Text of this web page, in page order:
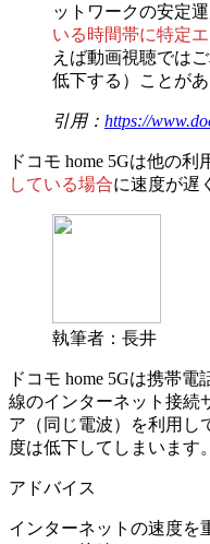
ットワークの安定運
いる時間帯に特定
えば動画視聴では
低下する）ことがあ
引用： https://
ドコモ home 5Gは他の利
している場合に速度が遅
執筆者：長井
ドコモ home 5Gは携帯
線のインターネット接続
ア（同じ電波）を利用し
度は低下してしまいます。
アドバイス
インターネットの速度を